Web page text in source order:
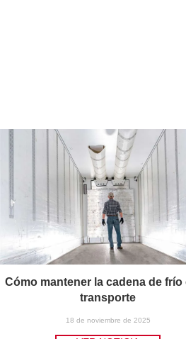
Cómo mantener la cadena de frío
transporte
18 de noviembre de 2025